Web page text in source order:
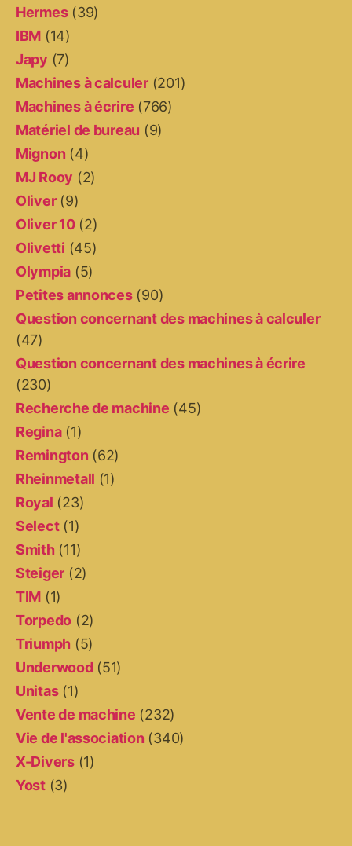
Hermes(39)
IBM (14)
Japy (7)
Machines à calculer(201)
Machines à écrire (766)
Matériel de bureau (9)
Mignon (4)
MJ Rooy (2)
Oliver(9)
Oliver 10(2)
Olivetti (45)
Olympia (5)
Petites annonces(90)
Question concernant des machines à calculer
(47)
Question concernant des machines à écrire
(230)
Recherche de machine (45)
Regina(1)
Remington (62)
Rheinmetall (1)
Royal (23)
Select(1)
Smith(11)
Steiger (2)
TIM (1)
Torpedo (2)
Triumph (5)
Underwood(51)
Unitas(1)
Vente de machine (232)
Vie de l'association (340)
X-Divers(1)
Yost(3)